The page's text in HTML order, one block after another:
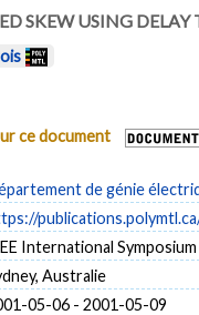
SKEW USING
ce document
de génie
International
Australie
05-06 - 2001-05-09